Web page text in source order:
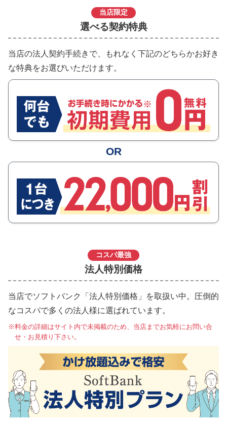
当店限定
選べる契約特典
当店の法人契約手続きで、もれなく下記のどちらかお好き
な特典をお選びいただけます。
OR
コスパ最強
法人特別価格
当店でソフトバンク「法人特別価格」を取扱い中。圧倒的
なコスパで多くの法人様に選ばれています。
料金の詳細はサイト内で未掲載のため、当店までお気軽にお問い合
せ・お見積り下さい。